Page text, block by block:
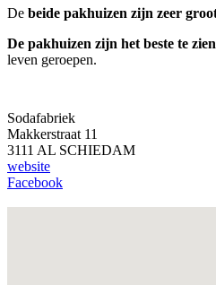
De beide pakhuizen zijn zeer
De pakhuizen zijn het beste te
leven geroepen.
Sodafabriek
Makkerstraat 11
3111 AL SCHIEDAM
website
Facebook